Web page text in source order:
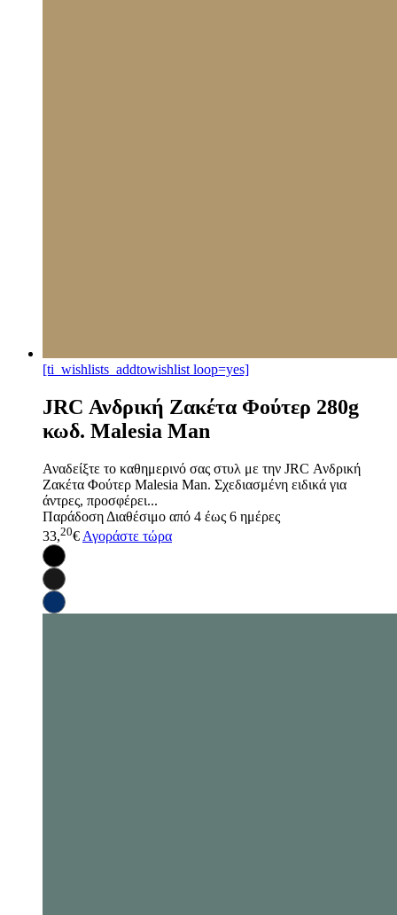
[ti_wishlists_addtowishlist loop=yes]
JRC Ανδρική Ζακέτα Φούτερ 280g
κωδ. Malesia Man
Αναδείξτε το καθημερινό σας στυλ με την JRC Ανδρική
Ζακέτα Φούτερ Malesia Man. Σχεδιασμένη ειδικά για
άντρες, προσφέρει...
Παράδοση Διαθέσιμο από 4 έως 6 ημέρες
33,20€ Αγοράστε τώρα